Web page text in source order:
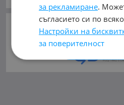
Гуми с джанти (1608)
mobile.bgползва
хостинг
за рекламиране.
съгласието си по
Настройки на
за поверителност